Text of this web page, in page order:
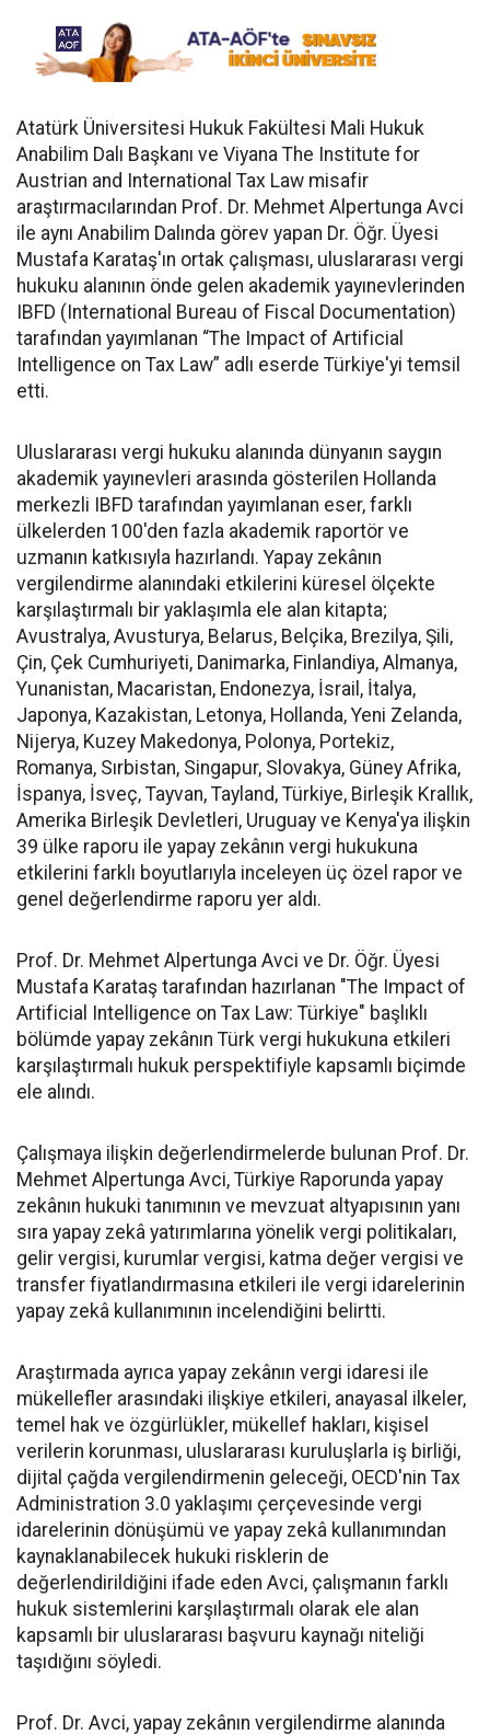
Atatürk Üniversitesi Hukuk Fakültesi Mali Hukuk
Anabilim Dalı Başkanı ve Viyana The Institute for
Austrian and International Tax Law misafir
araştırmacılarından Prof. Dr. Mehmet Alpertunga Avci
ile aynı Anabilim Dalında görev yapan Dr. Öğr. Üyesi
Mustafa Karataş'ın ortak çalışması, uluslararası vergi
hukuku alanının önde gelen akademik yayınevlerinden
IBFD (International Bureau of Fiscal Documentation)
tarafından yayımlanan “The Impact of Artificial
Intelligence on Tax Law” adlı eserde Türkiye'yi temsil
etti.
Uluslararası vergi hukuku alanında dünyanın saygın
akademik yayınevleri arasında gösterilen Hollanda
merkezli IBFD tarafından yayımlanan eser, farklı
ülkelerden 100'den fazla akademik raportör ve
uzmanın katkısıyla hazırlandı. Yapay zekânın
vergilendirme alanındaki etkilerini küresel ölçekte
karşılaştırmalı bir yaklaşımla ele alan kitapta;
Avustralya, Avusturya, Belarus, Belçika, Brezilya, Şili,
Çin, Çek Cumhuriyeti, Danimarka, Finlandiya, Almanya,
Yunanistan, Macaristan, Endonezya, İsrail, İtalya,
Japonya, Kazakistan, Letonya, Hollanda, Yeni Zelanda,
Nijerya, Kuzey Makedonya, Polonya, Portekiz,
Romanya, Sırbistan, Singapur, Slovakya, Güney Afrika,
İspanya, İsveç, Tayvan, Tayland, Türkiye, Birleşik Krallık,
Amerika Birleşik Devletleri, Uruguay ve Kenya'ya ilişkin
39 ülke raporu ile yapay zekânın vergi hukukuna
etkilerini farklı boyutlarıyla inceleyen üç özel rapor ve
genel değerlendirme raporu yer aldı.
Prof. Dr. Mehmet Alpertunga Avci ve Dr. Öğr. Üyesi
Mustafa Karataş tarafından hazırlanan "The Impact of
Artificial Intelligence on Tax Law: Türkiye" başlıklı
bölümde yapay zekânın Türk vergi hukukuna etkileri
karşılaştırmalı hukuk perspektifiyle kapsamlı biçimde
ele alındı.
Çalışmaya ilişkin değerlendirmelerde bulunan Prof. Dr.
Mehmet Alpertunga Avci, Türkiye Raporunda yapay
zekânın hukuki tanımının ve mevzuat altyapısının yanı
sıra yapay zekâ yatırımlarına yönelik vergi politikaları,
gelir vergisi, kurumlar vergisi, katma değer vergisi ve
transfer fiyatlandırmasına etkileri ile vergi idarelerinin
yapay zekâ kullanımının incelendiğini belirtti.
Araştırmada ayrıca yapay zekânın vergi idaresi ile
mükellefler arasındaki ilişkiye etkileri, anayasal ilkeler,
temel hak ve özgürlükler, mükellef hakları, kişisel
verilerin korunması, uluslararası kuruluşlarla iş birliği,
dijital çağda vergilendirmenin geleceği, OECD'nin Tax
Administration 3.0 yaklaşımı çerçevesinde vergi
idarelerinin dönüşümü ve yapay zekâ kullanımından
kaynaklanabilecek hukuki risklerin de
değerlendirildiğini ifade eden Avci, çalışmanın farklı
hukuk sistemlerini karşılaştırmalı olarak ele alan
kapsamlı bir uluslararası başvuru kaynağı niteliği
taşıdığını söyledi.
Prof. Dr. Avci, yapay zekânın vergilendirme alanında